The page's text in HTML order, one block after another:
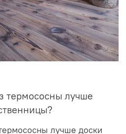
термососны лучше
лучше доски